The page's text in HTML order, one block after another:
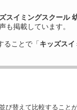
スイミングスクール
も掲載しています。
ることで「キッズス
替えて比較することが